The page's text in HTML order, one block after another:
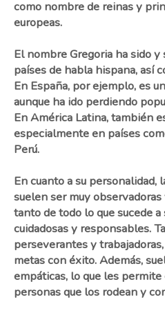
como nombre de reinas y
europeas.
El nombre Gregoria ha sido
países de habla hispana, así
En España, por ejemplo, es
aunque ha ido perdiendo
En América Latina, también
especialmente en países
Perú.
En cuanto a su personalidad,
suelen ser muy
tanto de todo lo que sucede
cuidadosas y responsables.
perseverantes y
metas con éxito. Además,
empáticas, lo que les
personas que los rodean y